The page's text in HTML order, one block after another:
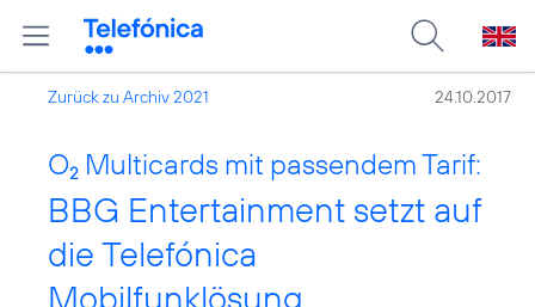
Zurück zu Archiv 2021 24.10.2017
O2 Multicards mit passendem Tarif:
BBG Entertainment setzt auf
die Telefónica
Mobilfunklösung